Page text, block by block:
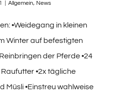
Allgemein, News
•Weidegang in kleinen
Winter auf befestigten
der Pferde •24
•2x tägliche
Müsli •Einstreu wahlweise